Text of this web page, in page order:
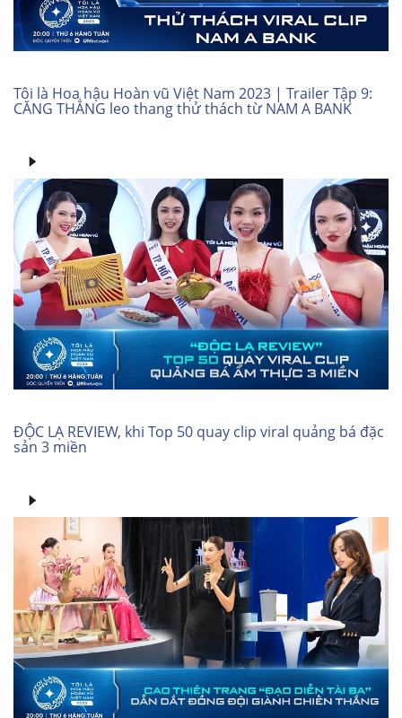
Tôi là Hoa hậu Hoàn vũ Việt Nam 2023 | Trailer Tập 9:
CĂNG THẲNG leo thang thử thách từ NAM A BANK
ĐỘC LẠ REVIEW, khi Top 50 quay clip viral quảng bá đặc
sản 3 miền